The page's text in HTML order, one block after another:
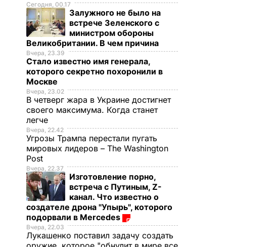
Сегодня, 00.17
Залужного не было на
встрече Зеленского с
министром обороны
Великобритании. В чем причина
Вчера, 23.39
Стало известно имя генерала,
которого секретно похоронили в
Москве
Вчера, 23.02
В четверг жара в Украине достигнет
своего максимума. Когда станет
легче
Вчера, 22.42
Угрозы Трампа перестали пугать
мировых лидеров – The Washington
Post
Вчера, 22.37
Изготовление порно,
встреча с Путиным, Z-
канал. Что известно о
создателе дрона "Упырь", которого
подорвали в Mercedes
Вчера, 22.03
Лукашенко поставил задачу создать